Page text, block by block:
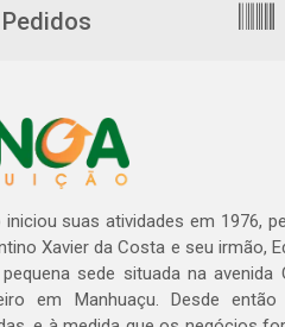
suas atividades em 1976,
Xavier da Costa e seu irmão,
sede situada na avenida
em Manhuaçu. Desde então